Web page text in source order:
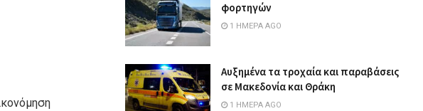
φορτηγών
1 ΗΜΈΡΑ AGO
Αυξημένα τα τροχαία και παραβάσεις
σε Μακεδονία και Θράκη
1 ΗΜΈΡΑ AGO